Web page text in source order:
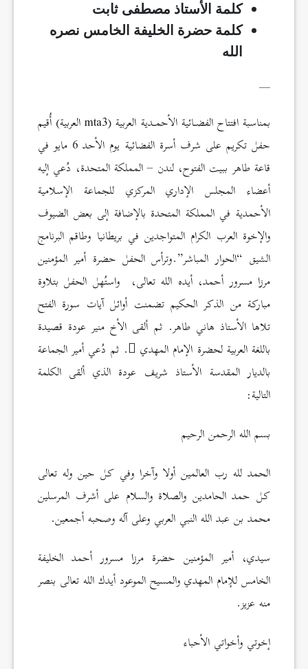
كلمة الأستاذ مصطفى ثابت
كلمة حضرة الخليفة الخامس نصره
الله
__
بمناسبة افتتاح الفضـائية الأحمـدية العربية (mta3 العربية) أُقيم
حفل تكريم على شرف أسرة الفضائية يوم الأحد 6 مايو في
قاعة طاهر ببيت الفتوح، لندن – المملكة المتحدة، دُعي إليه
أعضاء المجلس الإداري المركزي للجماعة الإسلامية
الأحمدية في المملكة المتحدة بالإضافة إلى بعض الضيوف
والإخوة العرب الكرام المتواجدين في بريطانيا وطاقم البرنامج
الشيق “الحوار المباشر”.وترأس الحفل حضرة أمير المؤمنين
مرزا مسرور أحمد، أيده الله تعالى، واستُهل الحفل بتلاوة
مباركة من الذكر الحكيم تضمنت أوائل آيات سورة الفتح
تلاها الأستاذ هاني طاهر. ثم ألقى الأخ منير عودة قصيدة
باللغة العربية لحضرة الإمام المهدي . ثم دُعي أمير الجماعة
بالديار المقدسة الأستاذ شريف عودة الذي ألقى الكلمة
التالية:
بسم الله الرحمن الرحيم
الحمد لله رب العالمين أولا وآخرا وفي كل حين وله تعالى
كل حمد الحامدين والصلاة والسلام على أشرف المرسلين
محمد بن عبد الله النبي العربي وعلى آله وصحبه أجمعين.
سيدي، أمير المؤمنين حضرة مرزا مسرور أحمد الخليفة
الخامس للإمام المهدي والمسيح الموعود أيدك الله تعالى بنصر
منه عزيز.
إخوتي وأخواتي الأحباء